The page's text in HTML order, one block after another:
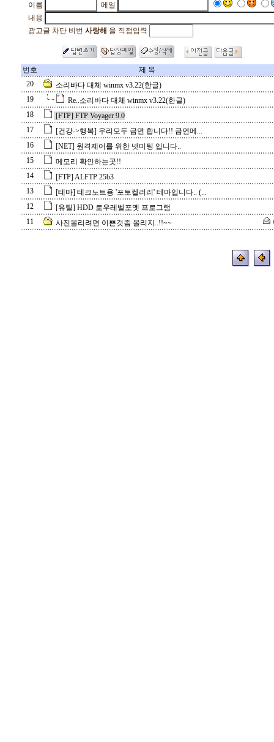
이름
메일
내용
광고글 차단 비번 사랑해 을 직접입력
번호
제 목
20
소리바다 대체 winmx v3.22(한글)
19
Re..소리바다 대체 winmx v3.22(한글)
18
[FTP] FTP Voyager 9.0
17
[건강->행복] 우리모두 금연 합니다!! 금연메...
16
[NET] 원격제어를 위한 넷미팅 입니다..
15
메모리 확인하는곳!!
14
[FTP] ALFTP 25b3
13
[테마] 테크노트용 '포토켈러리' 테마입니다.. (...
12
[유틸] HDD 로우레벨포멧 프로그램
11
사진올리려면 이쁜것좀 올리지..!!~~